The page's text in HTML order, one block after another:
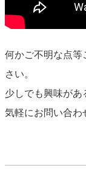
何かご不明な点等
さい。
少しでも興味があ
気軽にお問い合わ